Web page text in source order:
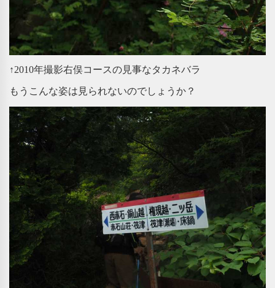
↑2010年撮影右俣コースの見事なタカネバラ
もうこんな姿は見られないのでしょうか？